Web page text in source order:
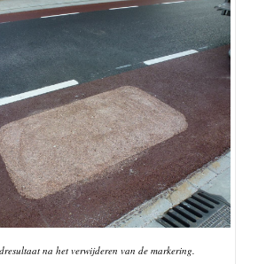
na het verwijderen van de markering.